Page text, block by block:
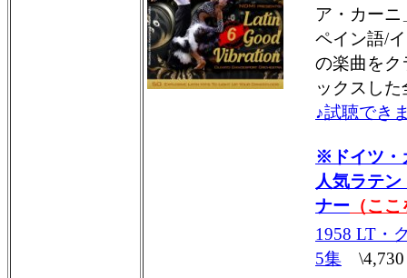
ア・カー
ペイン語/
の楽曲をク
ックスした
♪試聴でき
※ドイツ・
人気ラテ
ナー （こ
1958 LT・
5集 \4,730